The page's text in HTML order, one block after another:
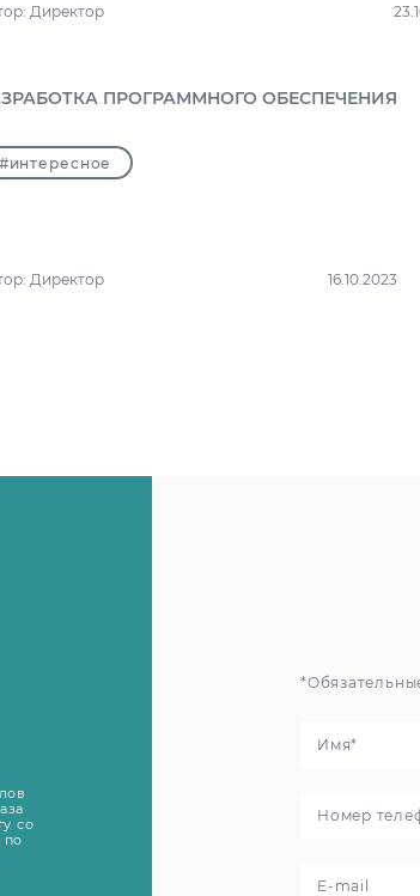
Директор
ПРОГРАММНОГО ОБЕСПЕЧЕНИЯ
#интересное
Директор 16.10.2023
со
по